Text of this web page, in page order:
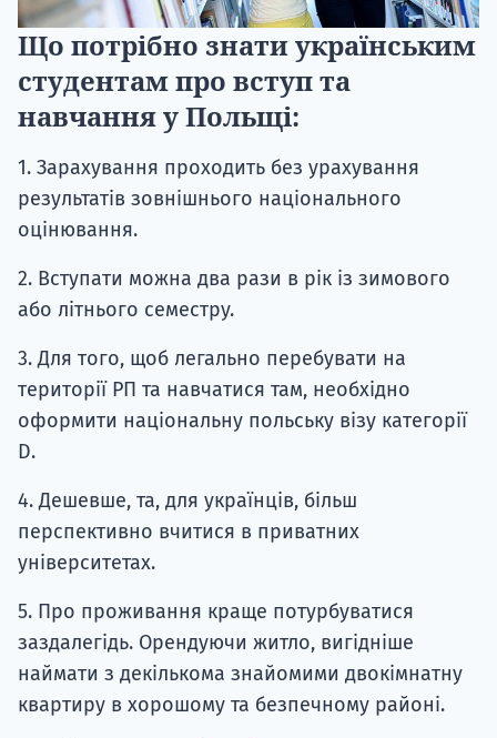
Що потрібно знати українським
студентам про вступ та
навчання у Польщі:
1. Зарахування проходить без урахування
результатів зовнішнього національного
оцінювання.
2. Вступати можна два рази в рік із зимового
або літнього семестру.
3. Для того, щоб легально перебувати на
території РП та навчатися там, необхідно
оформити національну польську візу категорії
D.
4. Дешевше, та, для українців, більш
перспективно вчитися в приватних
університетах.
5. Про проживання краще потурбуватися
заздалегідь. Орендуючи житло, вигідніше
наймати з декількома знайомими двокімнатну
квартиру в хорошому та безпечному районі.